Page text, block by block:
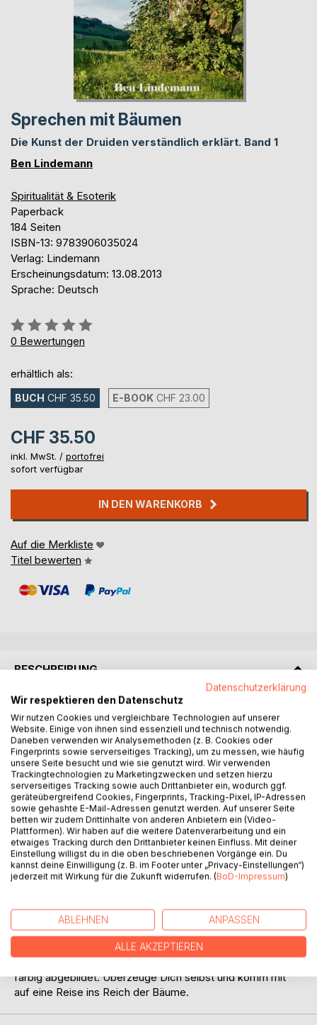
Sprechen mit Bäumen
Die Kunst der Druiden verständlich erklärt. Band 1
Ben Lindemann
Spiritualität & Esoterik
Paperback
184 Seiten
ISBN-13: 9783906035024
Verlag: Lindemann
Erscheinungsdatum: 13.08.2013
Sprache: Deutsch
Bewertung::
0%
0 Bewertungen
erhältlich als:
BUCH CHF 35.50 E-BOOK CHF 23.00
CHF 35.50
inkl. MwSt. / portofrei
sofort verfügbar
IN DEN WARENKORB
Auf die Merkliste
Titel bewerten
BESCHREIBUNG
In unserer schnelllebigen Zeit sind Bäume Orte der Ruhe
und der Inspiration für viele. Das gegenseitige Sprechen
mit Bäumen war bisher nur wenigen vorbehalten, die dieses
Wissen hüteten und mündlich von Generation zu Generation
weitergaben. Beschreite den Pfad der Alten und begib
Dich ins Reich der Bäume. Unabhängig von Glaube,
Weltanschauung oder Religion, wird in einfachen Worten
erstmals das Verfahren beschrieben, wie Du Dich mit
einem Baum in Einklang bringst, Kontakt aufnimmst und
dadurch wertvollen Rat aus der unendlichen Weisheit der
Bäume schöpfen kannst. Dass das nichts mit esoterischem
Hokuspokus oder Einbildung zu tun hat, wird im ersten Teil
Selbstverständlich wird Dir eine Eiche andere Eindrücke
vermitteln als eine Zypresse. Deshalb sind im zweiten Teil
des Buches über sechzig einheimische Bäume mitsamt
ihren Charaktereigenschaften ausführlich beschrieben und
farbig abgebildet. Überzeuge Dich selbst und komm mit
auf eine Reise ins Reich der Bäume.
Datenschutzerklärung
Wir respektieren den Datenschutz
Wir nutzen Cookies und vergleichbare Technologien auf unserer
Website. Einige von ihnen sind essenziell und technisch notwendig.
Daneben verwenden wir Analysemethoden (z. B. Cookies oder
Fingerprints sowie serverseitiges Tracking), um zu messen, wie häufig
unsere Seite besucht und wie sie genutzt wird. Wir verwenden
Trackingtechnologien zu Marketingzwecken und setzen hierzu
serverseitiges Tracking sowie auch Drittanbieter ein, wodurch ggf.
geräteübergreifend Cookies, Fingerprints, Tracking-Pixel, IP-Adressen
sowie gehashte E-Mail-Adressen genutzt werden. Auf unserer Seite
betten wir zudem Drittinhalte von anderen Anbietern ein (Video-
Plattformen). Wir haben auf die weitere Datenverarbeitung und ein
etwaiges Tracking durch den Drittanbieter keinen Einfluss. Mit deiner
Einstellung willigst du in die oben beschriebenen Vorgänge ein. Du
kannst deine Einwilligung (z. B. im Footer unter „Privacy-Einstellungen“)
jederzeit mit Wirkung für die Zukunft widerrufen. (BoD-Impressum)
ABLEHNEN ANPASSEN
ALLE AKZEPTIEREN